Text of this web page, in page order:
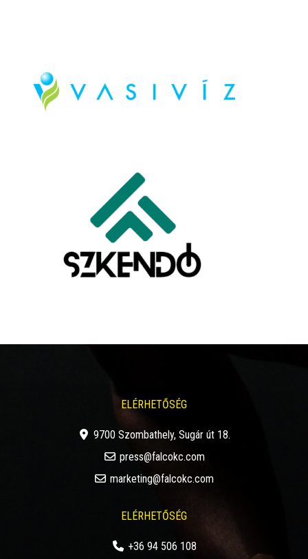
ELÉRHETŐSÉG
9700 Szombathely, Sugár út 18.
press@falcokc.com
marketing@falcokc.com
ELÉRHETŐSÉG
+36 94 506 108